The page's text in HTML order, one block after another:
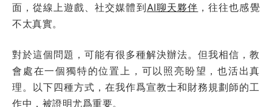
面，從線上遊戲、社交媒體到AI聊天夥伴 ，往往也感覺
不太真實。
對於這個問題，可能有很多種解決辦法。但我相信，教
會處在一個獨特的位置上，可以照亮盼望，也活出真
理。以下四種方式，在我作爲宣教士和財務規劃師的工
作中，被證明尤爲重要。